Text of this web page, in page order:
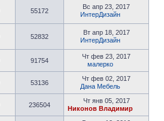
55172
Вс апр 23, 2017
ИнтерДизайн
52832
Вт апр 18, 2017
ИнтерДизайн
91754
Чт фев 23, 2017
малерко
53136
Чт фев 02, 2017
Дана Мебель
236504
Чт янв 05, 2017
Никонов Владимир